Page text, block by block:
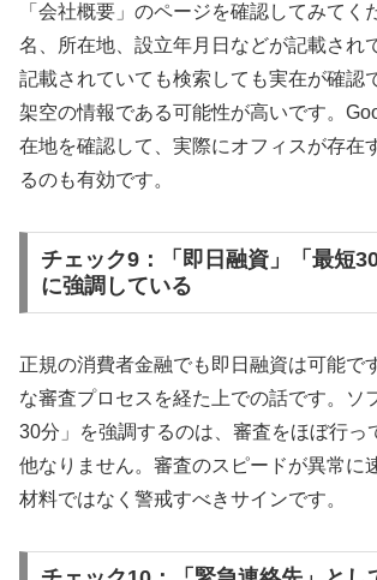
「会社概要」のページを確認してみてく
名、所在地、設立年月日などが記載され
記載されていても検索しても実在が確認
架空の情報である可能性が高いです。
在地を確認して、実際にオフィスが存在
るのも有効です。
チェック9：「即日融資」「最短
に強調している
正規の消費者金融でも即日融資は可能で
な審査プロセスを経た上での話です。ソ
30分」を強調するのは、審査をほぼ行っ
他なりません。審査のスピードが異常に
材料ではなく警戒すべきサインです。